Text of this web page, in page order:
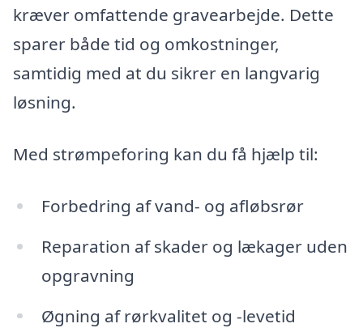
kræver omfattende gravearbejde. Dette
sparer både tid og omkostninger,
samtidig med at du sikrer en langvarig
løsning.
Med strømpeforing kan du få hjælp til:
Forbedring af vand- og afløbsrør
Reparation af skader og lækager uden
opgravning
Øgning af rørkvalitet og -levetid